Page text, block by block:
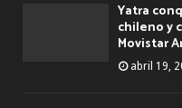
Yatra
chileno y
Movistar
abril 19,